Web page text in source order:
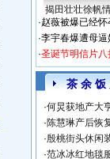
揭田壮壮徐帆
·赵薇被爆已经怀
·李宇春爆遭母逼
·圣诞节明信片八
茶 余 饭
·何炅获地产大
·陈慧琳产后恢
·殷桃街头休闲
·范冰冰红地毯